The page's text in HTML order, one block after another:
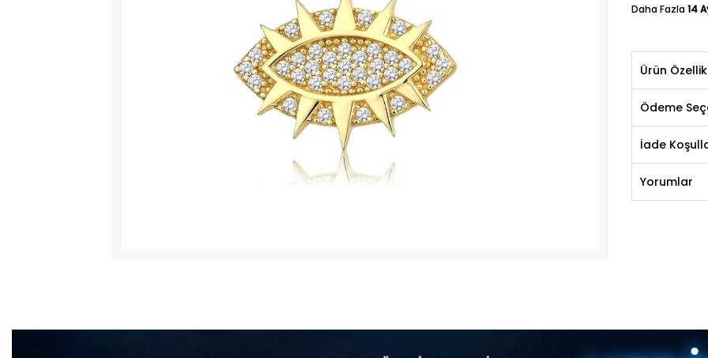
Daha Fazla14
Ürün
Ödeme
İade
Yorumlar